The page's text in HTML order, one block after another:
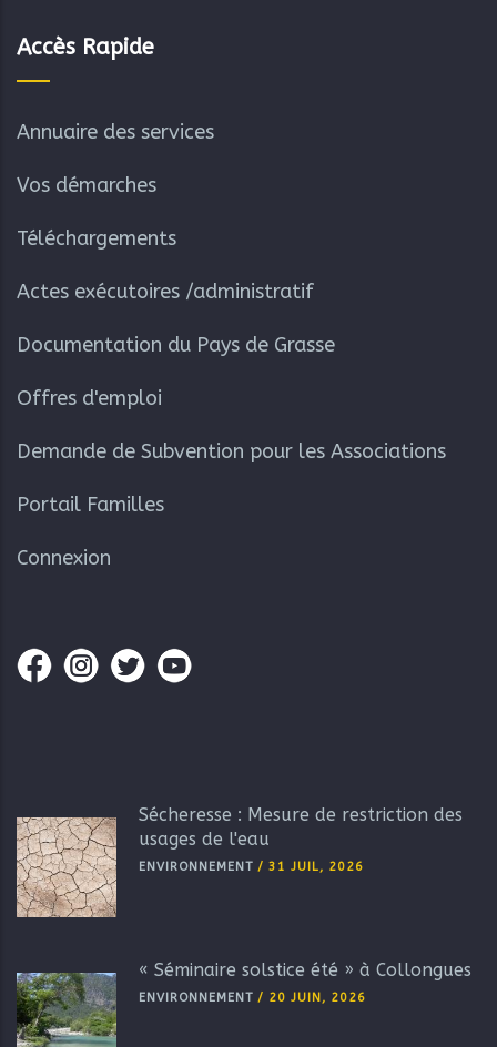
Accès Rapide
Annuaire des services
Vos démarches
Téléchargements
Actes exécutoires /administratif
Documentation du Pays de Grasse
Offres d'emploi
Demande de Subvention pour les Associations
Portail Familles
Connexion
Sécheresse : Mesure de restriction des
usages de l'eau
ENVIRONNEMENT / 31 JUIL, 2026
« Séminaire solstice été » à Collongues
ENVIRONNEMENT / 20 JUIN, 2026